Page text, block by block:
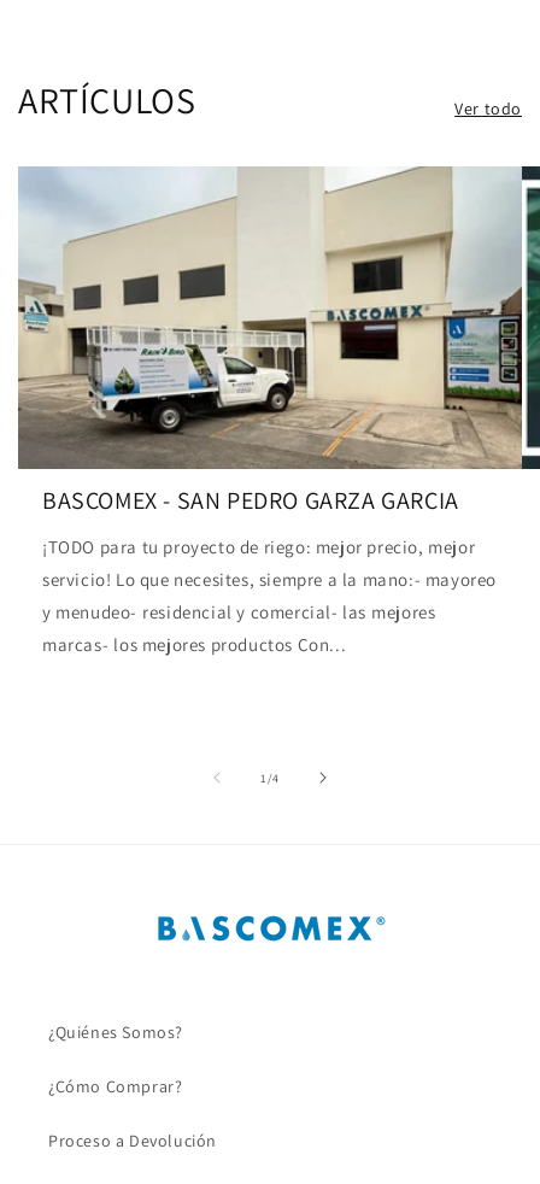
ARTÍCULOS Ver todo
BASCOMEX - SAN PEDRO GARZA GARCIA
¡TODO para tu proyecto de riego: mejor precio, mejor
servicio! Lo que necesites, siempre a la mano:- mayoreo
y menudeo- ⁠residencial y comercial- las ⁠mejores
marcas- ⁠los mejores productos Con...
1/de
4
¿Quiénes Somos?
¿Cómo Comprar?
Proceso a Devolución